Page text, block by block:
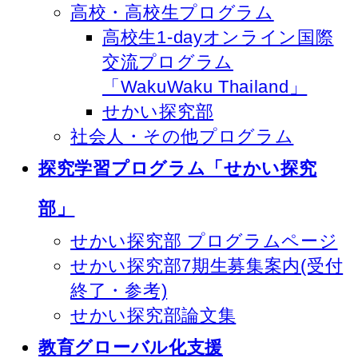
高校・高校生プログラム
高校生1-dayオンライン国際
交流プログラム
「WakuWaku Thailand」
せかい探究部
社会人・その他プログラム
探究学習プログラム「せかい探究
部」
せかい探究部 プログラムページ
せかい探究部7期生募集案内(受付
終了・参考)
せかい探究部論文集
教育グローバル化支援